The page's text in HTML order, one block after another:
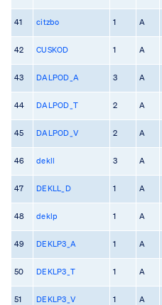
41 citzbo 1 A
42 CUSKOD 1 A
43 DALPOD_A 3 A
44 DALPOD_T 2 A
45 DALPOD_V 2 A
46 dekll 3 A
47 DEKLL_D 1 A
48 deklp 1 A
49 DEKLP3_A 1 A
50 DEKLP3_T 1 A
51 DEKLP3_V 1 A